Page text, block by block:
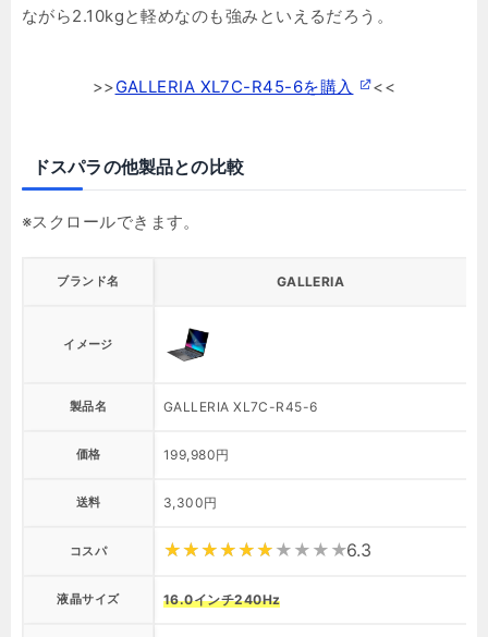
ながら2.10kgと軽めなのも強みといえるだろう。
>>GALLERIA XL7C-R45-6を購入 <<
ドスパラの他製品との比較
ブランド名 GALLERIA
イメージ
製品名 GALLERIA XL7C-R45-6
価格 199,980円
送料 3,300円
コスパ 6.3
液晶サイズ 16.0インチ240Hz